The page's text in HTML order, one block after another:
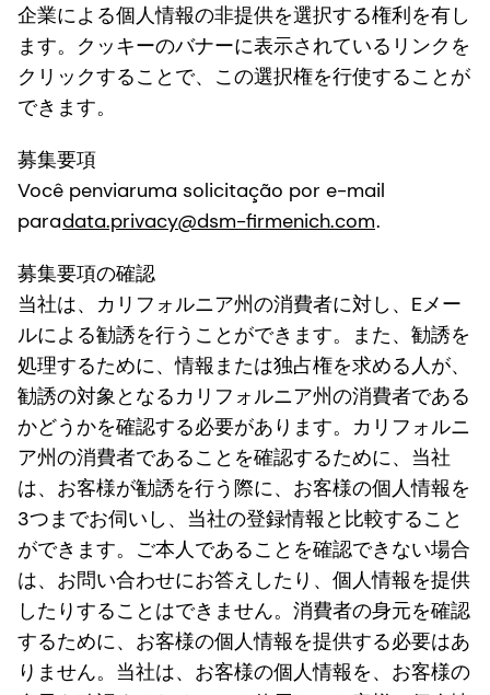
企業による個人情報の非提供を選択する権利を有し
ます。クッキーのバナーに表示されているリンクを
クリックすることで、この選択権を行使することが
できます。
募集要項
Você penviaruma solicitação por e-mail
paradata.privacy@dsm-firmenich.com.
募集要項の確認
当社は、カリフォルニア州の消費者に対し、Eメー
ルによる勧誘を行うことができます。また、勧誘を
処理するために、情報または独占権を求める人が、
勧誘の対象となるカリフォルニア州の消費者である
かどうかを確認する必要があります。カリフォルニ
ア州の消費者であることを確認するために、当社
は、お客様が勧誘を行う際に、お客様の個人情報を
3つまでお伺いし、当社の登録情報と比較すること
ができます。ご本人であることを確認できない場合
は、お問い合わせにお答えしたり、個人情報を提供
したりすることはできません。消費者の身元を確認
するために、お客様の個人情報を提供する必要はあ
りません。当社は、お客様の個人情報を、お客様の